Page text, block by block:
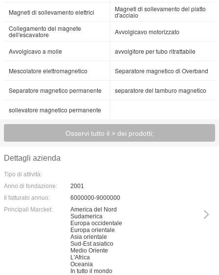
Magneti di sollevamento elettrici
Magneti di sollevamento del piatto
d'acciaio
Collegamento del magnete
dell'escavatore Avvolgicavo motorizzato
Avvolgicavo a molle avvolgitore per tubo ritrattabile
Mescolatore elettromagnetico Separatore magnetico di Overband
Separatore magnetico permanente separatore del tamburo magnetico
sollevatore magnetico permanente
Osservi tutto il > dei prodotti;
Dettagli azienda
Tipo di attività:
Anno di fondazione:
2001
Il fatturato annuo:
6000000-9000000
Principali Marcket:
America del Nord
Sudamerica
Europa occidentale
Europa orientale
Asia orientale
Sud-Est asiatico
Medio Oriente
L'Africa
Oceania
In tutto il mondo